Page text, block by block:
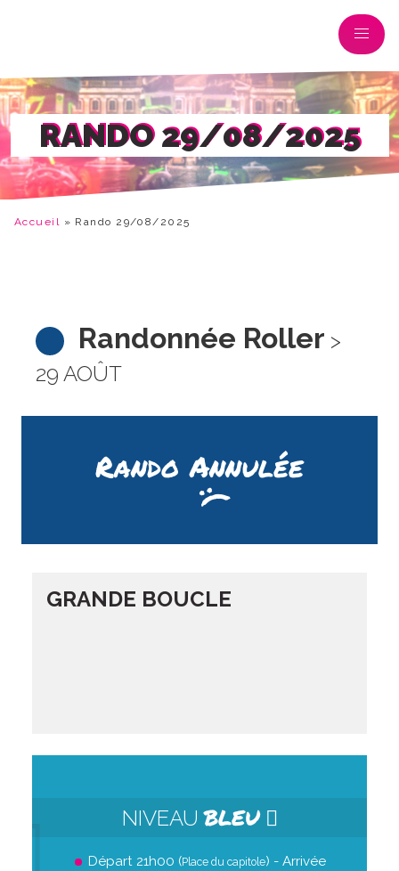
RANDO 29/08/2025
Accueil » Rando 29/08/2025
Randonnée Roller >
29 AOÛT
Rando Annulée
GRANDE BOUCLE
NIVEAUBLEU
Départ 21h00 (Place du capitole) - Arrivée